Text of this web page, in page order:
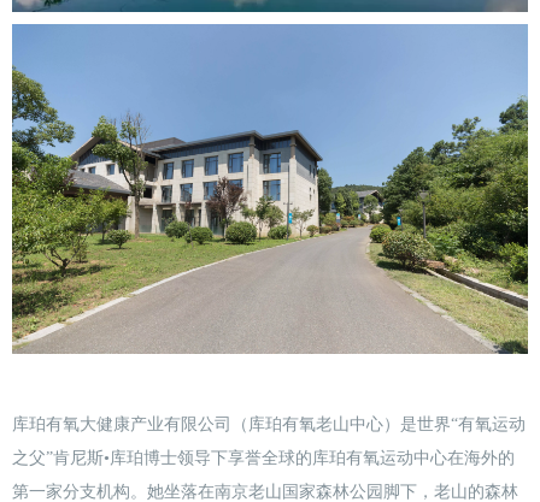
库珀有氧大健康产业有限公司（库珀有氧老山中心）是世界“有氧运动
之父”肯尼斯•库珀博士领导下享誉全球的库珀有氧运动中心在海外的
第一家分支机构。她坐落在南京老山国家森林公园脚下，老山的森林